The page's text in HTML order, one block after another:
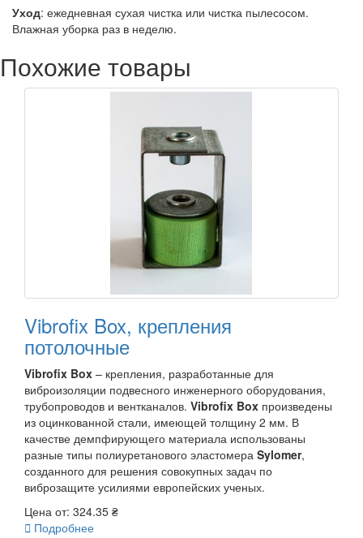
Уход: ежедневная сухая чистка или чистка пылесосом.
Влажная уборка раз в неделю.
Похожие товары
Vibrofix Box, крепления
потолочные
Vibrofix Box – крепления, разработанные для
виброизоляции подвесного инженерного оборудования,
трубопроводов и вентканалов. Vibrofix Box произведены
из оцинкованной стали, имеющей толщину 2 мм. В
качестве демпфирующего материала использованы
разные типы полиуретанового эластомера Sylomer,
созданного для решения совокупных задач по
виброзащите усилиями европейских ученых.
Цена от: 324.35 ₴
 Подробнее